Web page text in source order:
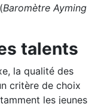
Baromètre Ayming
talents
la qualité des
critère de choix
les jeunes